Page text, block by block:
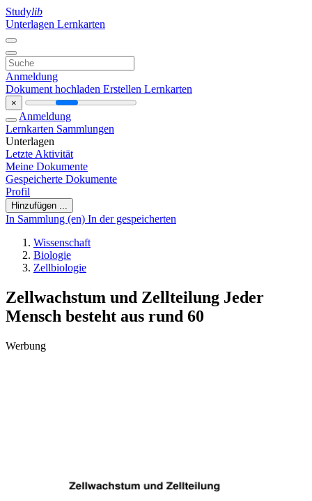
Studylib
Unterlagen Lernkarten
Anmeldung
Dokument hochladen Erstellen Lernkarten
×
Anmeldung
Lernkarten Sammlungen
Unterlagen
Letzte Aktivität
Meine Dokumente
Gespeicherte Dokumente
Profil
Hinzufügen ...
In Sammlung (en) In der gespeicherten
Wissenschaft
Biologie
Zellbiologie
Zellwachstum und Zellteilung Jeder
Mensch besteht aus rund 60
Werbung